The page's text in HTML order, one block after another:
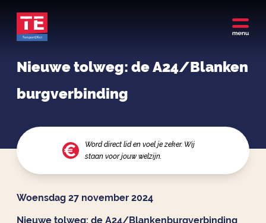
Nieuwe tolweg: de A24/Blanken
burgverbinding
Word direct lid en voel je zeker. Wij
staan voor jouw welzijn.
Woensdag 27 november 2024
Nieuwe tolweg: de A24/Blankenburgverbinding